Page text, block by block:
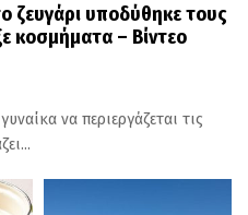
ζευγάρι υποδύθηκε τους
κοσμήματα – Βίντεο
να περιεργάζεται τις